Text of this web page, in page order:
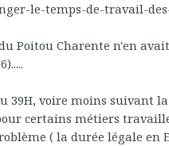
le-temps-de-travail-
Poitou Charente n'en
39H, voire moins suivant la
certains métiers
( la durée légale en